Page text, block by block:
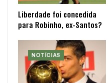
Liberdade foi concedida
para Robinho, ex-Santos?
NOTÍCIAS